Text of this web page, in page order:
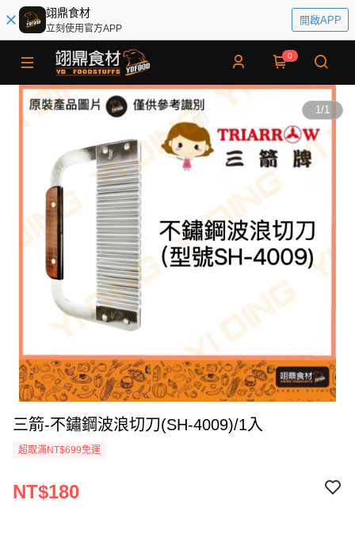
翊鼎食材
立刻使用官方APP
開啟APP
0
1/1
三箭-不鏽鋼波浪切刀(SH-4009)/1入
超取滿NT$699免運
NT$180